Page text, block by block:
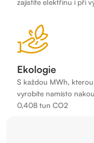
zajistíte elektřinu i při
Ekologie
S každou MWh,
vyrobíte namísto
0,408 tun CO2